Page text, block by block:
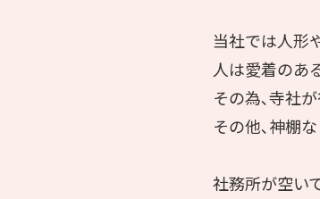
当社では人形
人は愛着のあ
その為､寺社
その他､神棚
社務所が空い